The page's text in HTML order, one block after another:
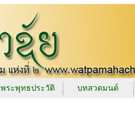
พระพุทธประวัติ บทสวดมนต์